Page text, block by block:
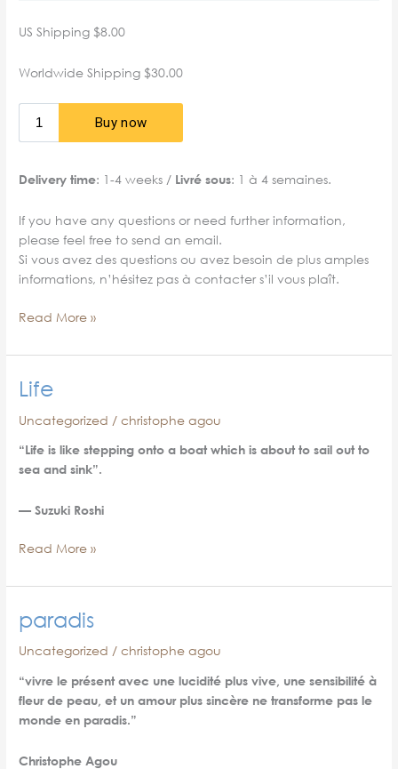
US Shipping $8.00
Worldwide Shipping $30.00
Delivery time: 1-4 weeks / Livré sous: 1 à 4 semaines.
If you have any questions or need further information,
please feel free to send an email.
Si vous avez des questions ou avez besoin de plus amples
informations, n’hésitez pas à contacter s’il vous plaît.
LES
SECONDAIRES
Edition
Read More »
Life
Uncategorized /christophe agou
“Life is like stepping onto a boat which is about to sail out to
sea and sink”.
— Suzuki Roshi
Life
Read More »
paradis
Uncategorized /christophe agou
“vivre le présent avec une lucidité plus vive, une sensibilité à
fleur de peau, et un amour plus sincère ne transforme pas le
monde en paradis.”
Christophe Agou